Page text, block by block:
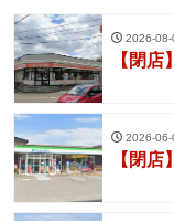
2026-08-
【閉店】
2026-06-
【閉店】